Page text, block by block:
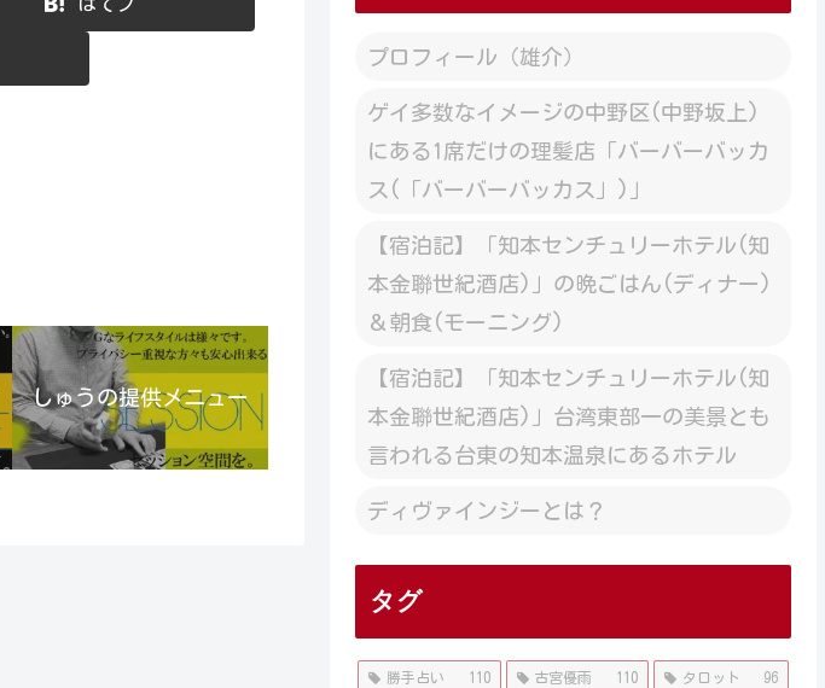
はてブ
しゅうの提供メニュー
プロフィール（雄介）
ゲイ多数なイメージの中野区(中野坂上)
にある1席だけの理髪店「バーバーバッカ
ス(「バーバーバッカス」)」
【宿泊記】「知本センチュリーホテル(知
本金聯世紀酒店)」の晩ごはん(ディナー)
＆朝食(モーニング)
【宿泊記】「知本センチュリーホテル(知
本金聯世紀酒店)」台湾東部一の美景とも
言われる台東の知本温泉にあるホテル
ディヴァインジーとは？
タグ
勝手占い 110 古宮優雨 110 タロット 96